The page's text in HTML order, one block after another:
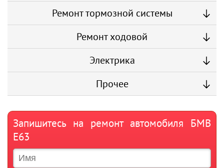
Ремонт тормозной системы
Ремонт ходовой
Электрика
Прочее
Запишитесь на ремонт автомобиля БМВ
Е63